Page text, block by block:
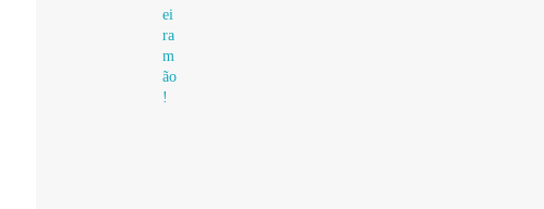
ei
ra
m
ão
!